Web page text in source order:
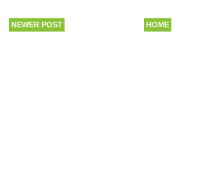
NEWER POST HOME